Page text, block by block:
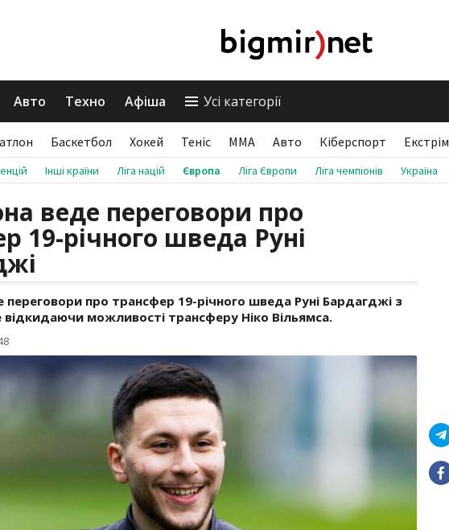
Авто Техно Афіша Усі категорії
Баскетбол Хокей Теніс ММА Авто Кіберспорт Екстрім
Інші країни Ліга націй Європа Ліга Європи Ліга чемпіонів Україна
веде переговори про
19-річного шведа Руні
переговори про трансфер 19-річного шведа Руні Бардагджі з
відкидаючи можливості трансферу Ніко Вільямса.